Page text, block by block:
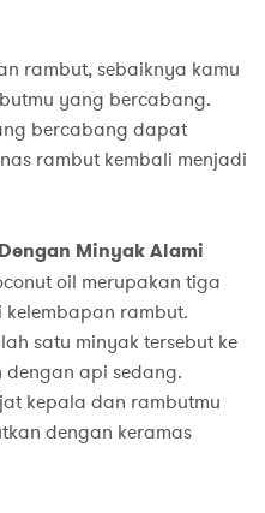
rambut, sebaiknya kamu
yang bercabang.
bercabang dapat
rambut kembali menjadi
Minyak Alami
oil merupakan tiga
rambut.
satu minyak tersebut ke
api sedang.
kepala dan rambutmu
dengan keramas